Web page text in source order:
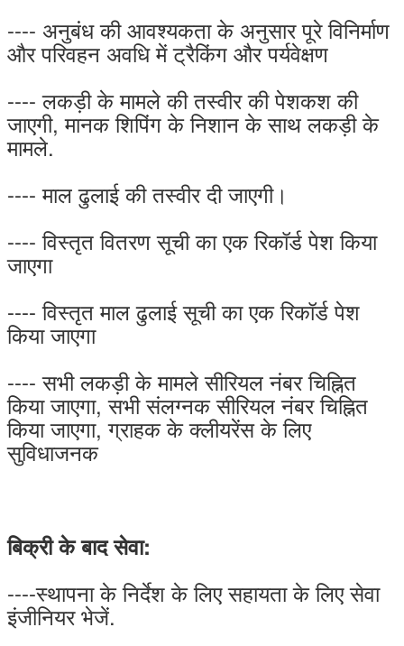
---- अनुबंध की आवश्यकता के अनुसार पूरे विनिर्माण
और परिवहन अवधि में ट्रैकिंग और पर्यवेक्षण
---- लकड़ी के मामले की तस्वीर की पेशकश की
जाएगी, मानक शिपिंग के निशान के साथ लकड़ी के
मामले.
---- माल ढुलाई की तस्वीर दी जाएगी।
---- विस्तृत वितरण सूची का एक रिकॉर्ड पेश किया
जाएगा
---- विस्तृत माल ढुलाई सूची का एक रिकॉर्ड पेश
किया जाएगा
---- सभी लकड़ी के मामले सीरियल नंबर चिह्नित
किया जाएगा, सभी संलग्नक सीरियल नंबर चिह्नित
किया जाएगा, ग्राहक के क्लीयरेंस के लिए
सुविधाजनक
बिक्री के बाद सेवा:
----स्थापना के निर्देश के लिए सहायता के लिए सेवा
इंजीनियर भेजें.